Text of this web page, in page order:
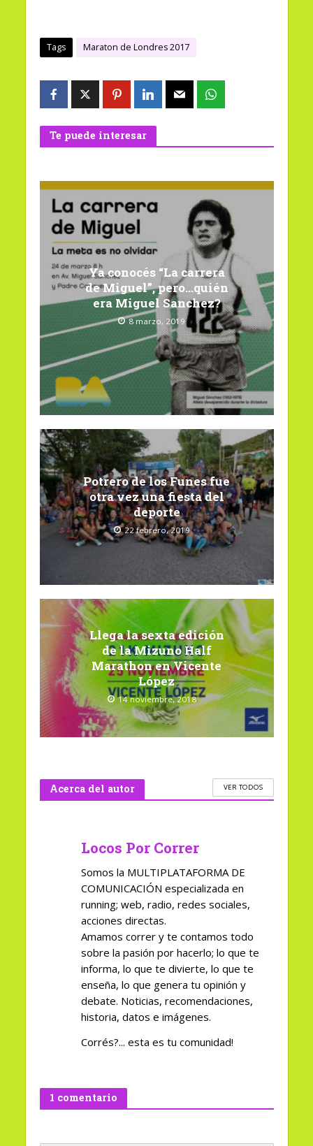
Tags Maraton de Londres 2017
Te puede interesar
Ya conocés “La carrera
de Miguel”, pero…quién
era Miguel Sanchez?
8 marzo, 2019
Potrero de los Funes fue
otra vez una fiesta del
deporte
22 febrero, 2019
Llega la sexta edición
de la Mizuno Half
Marathon en Vicente
López
14 noviembre, 2018
Acerca del autor VER TODOS
Locos Por Correr
Somos la MULTIPLATAFORMA DE
COMUNICACIÓN especializada en
running; web, radio, redes sociales,
acciones directas.
Amamos correr y te contamos todo
sobre la pasión por hacerlo; lo que te
informa, lo que te divierte, lo que te
enseña, lo que genera tu opinión y
debate. Noticias, recomendaciones,
historia, datos e imágenes.
Corrés?... esta es tu comunidad!
1 comentario